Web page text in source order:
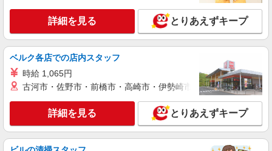
キープ 詳細を見る
詳細を見る とりあえずキープ
ベルク各店での店内スタッフ
時給 1,065円
古河市・佐野市・前橋市・高崎市・伊勢崎市・太田市・館林市
詳細を見る とりあえずキープ